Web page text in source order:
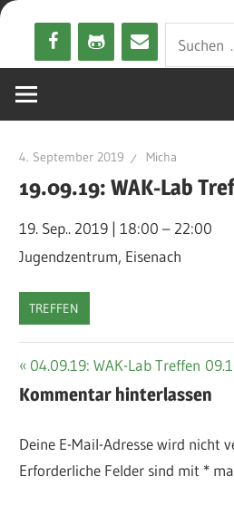
Zum
springen
4. September 2019 Micha
19.09.19: WAK-Lab
19. Sep.. 2019 |18:00– 22:00
Jugendzentrum, Eisenach
TREFFEN
Beitragsnavigation
Vorheriger
Beitrag:
04.09.19: WAK-Lab Treffen
Kommentar hinterlassen
Deine E-Mail-Adresse wird nicht
Erforderliche Felder sind mit *